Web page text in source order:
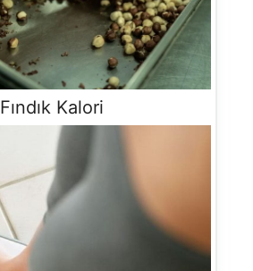
Fındık Kalori